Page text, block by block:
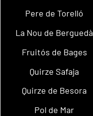
Pere de Torelló
La Nou de Berguedà
Fruitós de Bages
Quirze Safaja
Quirze de Besora
Pol de Mar